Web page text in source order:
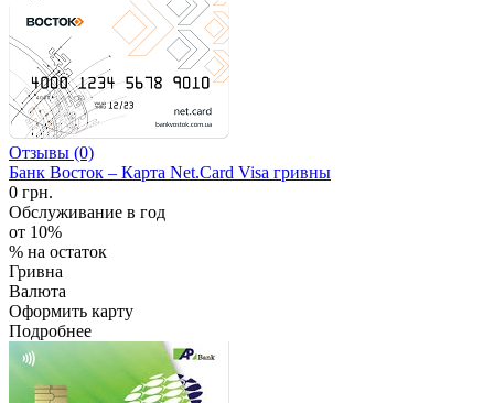
Отзывы (0)
Банк Восток – Карта Net.Card Visa гривны
0 грн.
Обслуживание в год
от 10%
% на остаток
Гривна
Валюта
Оформить карту
Подробнее